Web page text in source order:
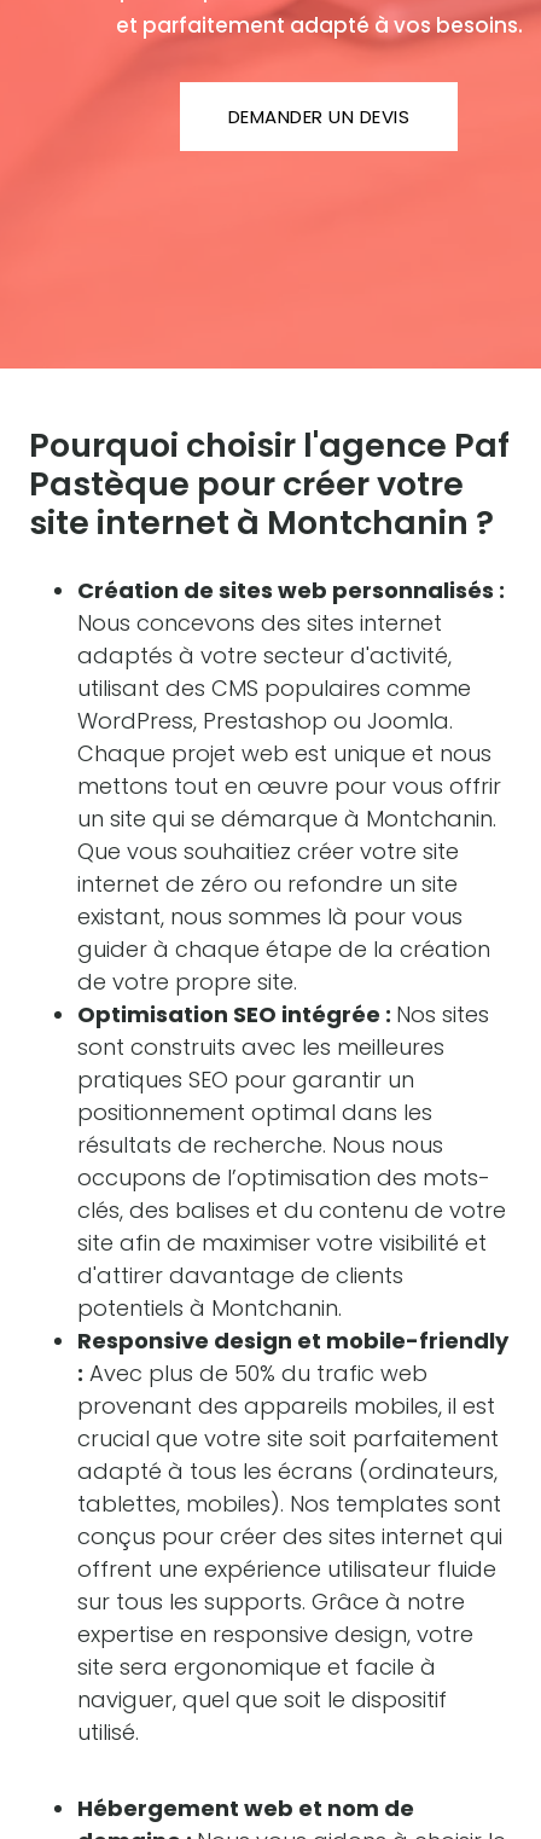
et parfaitement adapté à vos besoins.
DEMANDER UN DEVIS
Pourquoi choisir l'agence Paf
Pastèque pour créer votre
site internet à Montchanin ?
Création de sites web personnalisés :
Nous concevons des sites internet
adaptés à votre secteur d'activité,
utilisant des CMS populaires comme
WordPress, Prestashop ou Joomla.
Chaque projet web est unique et nous
mettons tout en œuvre pour vous offrir
un site qui se démarque à Montchanin.
Que vous souhaitiez créer votre site
internet de zéro ou refondre un site
existant, nous sommes là pour vous
guider à chaque étape de la création
de votre propre site.
Optimisation SEO intégrée : Nos sites
sont construits avec les meilleures
pratiques SEO pour garantir un
positionnement optimal dans les
résultats de recherche. Nous nous
occupons de l’optimisation des mots-
clés, des balises et du contenu de votre
site afin de maximiser votre visibilité et
d'attirer davantage de clients
potentiels à Montchanin.
Responsive design et mobile-friendly
: Avec plus de 50% du trafic web
provenant des appareils mobiles, il est
crucial que votre site soit parfaitement
adapté à tous les écrans (ordinateurs,
tablettes, mobiles). Nos templates sont
conçus pour créer des sites internet qui
offrent une expérience utilisateur fluide
sur tous les supports. Grâce à notre
expertise en responsive design, votre
site sera ergonomique et facile à
naviguer, quel que soit le dispositif
utilisé.
Hébergement web et nom de